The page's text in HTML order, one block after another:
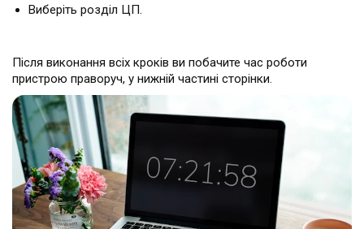
Виберіть розділ ЦП.
Після виконання всіх кроків ви побачите час роботи
пристрою праворуч, у нижній частині сторінки.